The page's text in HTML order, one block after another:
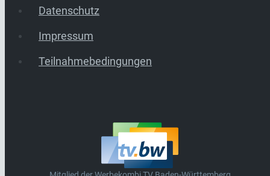
Datenschutz
Impressum
Teilnahmebedingungen